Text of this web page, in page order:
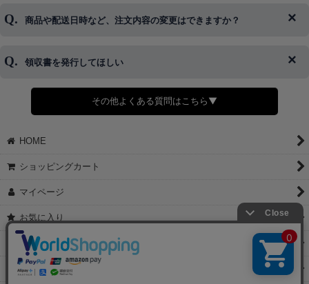
※発送後、発送準備が完了しお手続きが間に合わない場合は変更、
◆代金引換・クレジットカード・携帯キャリア決済・おねだり決
商品や配送日時など、注文内容の変更はできますか？
◆商品発送前の変更は承っております。
さい。
領収書を発行してほしい
◆領収書はご希望頂いた場合のみ発行しております。
【これからご注文する場合】
願いします。
②宛名（空欄は上様は不可）
【すでにご注文が完了している場合】
①お電話・メール・LINEにて領収書希望の連絡をお願い致します
②後日、郵送にて領収書を送らせて頂きます。
その他よくある質問はこちら▼
HOME
ショッピングカート
マイページ
お気に入り
特定商取引法表示
ご利用案内